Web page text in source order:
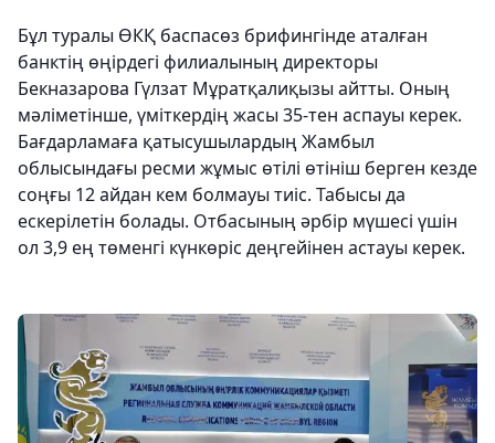
Бұл туралы ӨКҚ баспасөз брифингінде аталған
банктің өңірдегі филиалының директоры
Бекназарова Гүлзат Мұратқалиқызы айтты. Оның
мәліметінше, үміткердің жасы 35-тен аспауы керек.
Бағдарламаға қатысушылардың Жамбыл
облысындағы ресми жұмыс өтілі өтініш берген кезде
соңғы 12 айдан кем болмауы тиіс. Табысы да
ескерілетін болады. Отбасының әрбір мүшесі үшін
ол 3,9 ең төменгі күнкөріс деңгейінен астауы керек.